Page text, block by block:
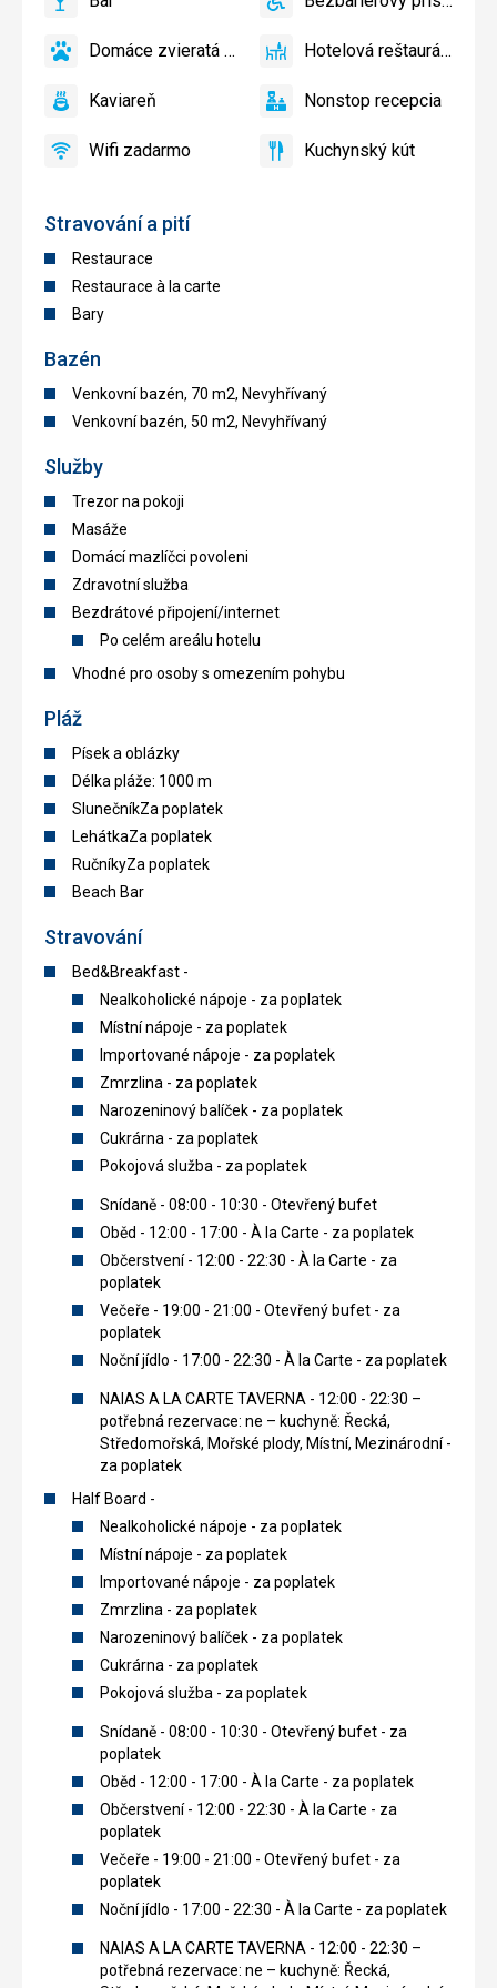
Stravování a pití
Restaurace
Restaurace à la carte
Bary
Bazén
Venkovní bazén, 70 m2, Nevyhřívaný
Venkovní bazén, 50 m2, Nevyhřívaný
Služby
Trezor na pokoji
Masáže
Domácí mazlíčci povoleni
Zdravotní služba
Bezdrátové připojení/internet
Po celém areálu hotelu
Vhodné pro osoby s omezením pohybu
Pláž
Písek a oblázky
Délka pláže: 1000 m
SlunečníkZa poplatek
LehátkaZa poplatek
RučníkyZa poplatek
Beach Bar
Stravování
Bed&Breakfast -
Nealkoholické nápoje - za poplatek
Místní nápoje - za poplatek
Importované nápoje - za poplatek
Zmrzlina - za poplatek
Narozeninový balíček - za poplatek
Cukrárna - za poplatek
Pokojová služba - za poplatek
Snídaně - 08:00 - 10:30 - Otevřený bufet
Oběd - 12:00 - 17:00 - À la Carte - za poplatek
Občerstvení - 12:00 - 22:30 - À la Carte - za
poplatek
Večeře - 19:00 - 21:00 - Otevřený bufet - za
poplatek
Noční jídlo - 17:00 - 22:30 - À la Carte - za poplatek
NAIAS A LA CARTE TAVERNA - 12:00 - 22:30 –
potřebná rezervace: ne – kuchyně: Řecká,
Středomořská, Mořské plody, Místní, Mezinárodní -
za poplatek
Half Board -
Nealkoholické nápoje - za poplatek
Místní nápoje - za poplatek
Importované nápoje - za poplatek
Zmrzlina - za poplatek
Narozeninový balíček - za poplatek
Cukrárna - za poplatek
Pokojová služba - za poplatek
Snídaně - 08:00 - 10:30 - Otevřený bufet - za
poplatek
Oběd - 12:00 - 17:00 - À la Carte - za poplatek
Občerstvení - 12:00 - 22:30 - À la Carte - za
poplatek
Večeře - 19:00 - 21:00 - Otevřený bufet - za
poplatek
Noční jídlo - 17:00 - 22:30 - À la Carte - za poplatek
NAIAS A LA CARTE TAVERNA - 12:00 - 22:30 –
potřebná rezervace: ne – kuchyně: Řecká,
hotela
Bar
áno
Bezbariérový
áno
Domáce
povolené
Domáce zvieratá povolené
áno
Hotelová
Hotelová reštaurácia
áno
KaviareňKaviareň
áno
NonstopNonstop recepcia
áno
Wifi
Wifi zadarmo
áno
Kuchynský
Kuchynský kút
áno